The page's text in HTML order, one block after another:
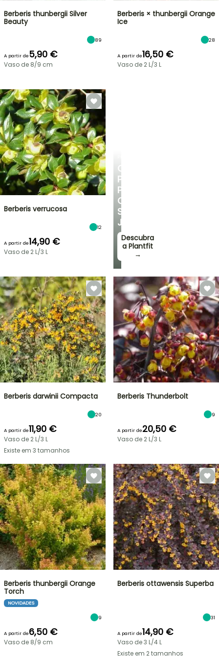
CONSELHOS
PERSONALIZADOS
PARA
O
SEU
JARDIM
Descubra
a Plantfit
→
Berberis thunbergii Silver
Beauty
89
A partir de5,90 €
Vaso de 8/9 cm
Berberis × thunbergii Orange
Ice
28
A partir de16,50 €
Vaso de 2 L/3 L
Berberis verrucosa
12
A partir de14,90 €
Vaso de 2 L/3 L
Berberis darwinii Compacta
20
A partir de11,90 €
Vaso de 2 L/3 L
Existe em 3 tamanhos
Berberis Thunderbolt
9
A partir de20,50 €
Vaso de 2 L/3 L
Berberis thunbergii Orange
Torch
NOVIDADES
9
A partir de6,50 €
Vaso de 8/9 cm
Berberis ottawensis Superba
31
A partir de14,90 €
Vaso de 3 L/4 L
Existe em 2 tamanhos